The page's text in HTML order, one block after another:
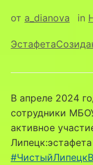
от a_dianova in
В апреле 2024
сотрудники
активное